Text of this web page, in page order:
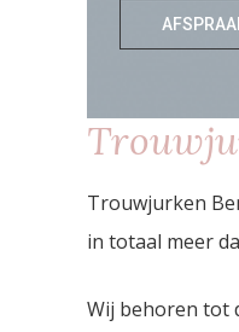
Trouwjurken
in totaal meer
Wij behoren tot